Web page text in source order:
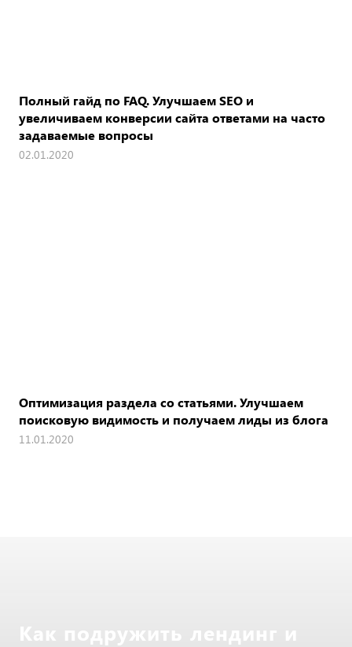
Полный гайд по FAQ. Улучшаем SEO и
увеличиваем конверсии сайта ответами на часто
задаваемые вопросы
02.01.2020
Оптимизация раздела со статьями. Улучшаем
поисковую видимость и получаем лиды из блога
11.01.2020